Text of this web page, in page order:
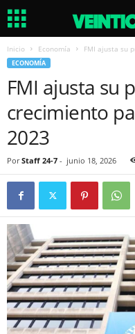
Inicio Economía FMI ajusta su
ECONOMÍA
FMI ajusta su
crecimiento
2023
Por Staff 24-7 - junio 18, 2026